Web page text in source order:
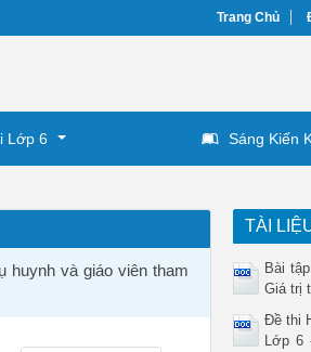
Trang Chủ
Lớp 6 Sáng Kiến
huynh và giáo viên tham
TÀI
Bài
Giá trị
Đề thi
Lớp 6